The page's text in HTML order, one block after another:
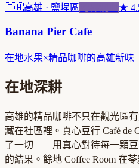
🇹🇼高雄 · 鹽埕區 ★
Banana Pier Cafe
在地水果×精品咖啡的高雄新味
在地深耕
高雄的精品咖啡不只在觀光區
藏在社區裡。真心豆行 Café de
了一切——用真心對待每一顆
的結果。餘地 Coffee Room 在